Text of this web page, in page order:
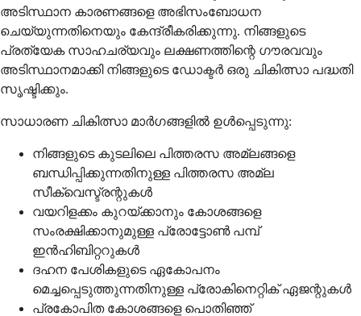
അടിസ്ഥാന കാരണങ്ങളെ അഭിസംബോധന
ചെയ്യുന്നതിനെയും കേന്ദ്രീകരിക്കുന്നു. നിങ്ങളുടെ
പ്രത്യേക സാഹചര്യവും ലക്ഷണത്തിന്റെ ഗൗരവവും
അടിസ്ഥാനമാക്കി നിങ്ങളുടെ ഡോക്ടർ ഒരു ചികിത്സാ പദ്ധതി
സൃഷ്ടിക്കും.
സാധാരണ ചികിത്സാ മാർഗങ്ങളിൽ ഉൾപ്പെടുന്നു:
നിങ്ങളുടെ കുടലിലെ പിത്തരസ അമ്ലങ്ങളെ
ബന്ധിപ്പിക്കുന്നതിനുള്ള പിത്തരസ അമ്ല
സീക്വെസ്ട്രന്റുകൾ
വയറിളക്കം കുറയ്ക്കാനും കോശങ്ങളെ
സംരക്ഷിക്കാനുമുള്ള പ്രോട്ടോൺ പമ്പ്
ഇൻഹിബിറ്ററുകൾ
ദഹന പേശികളുടെ ഏകോപനം
മെച്ചപ്പെടുത്തുന്നതിനുള്ള പ്രോകിനെറ്റിക് ഏജന്റുകൾ
പ്രകോപിത കോശങ്ങളെ പൊതിഞ്ഞ്